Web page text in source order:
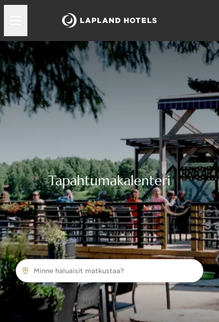
Tapahtumakalenteri
Minne haluaisit matkustaa?